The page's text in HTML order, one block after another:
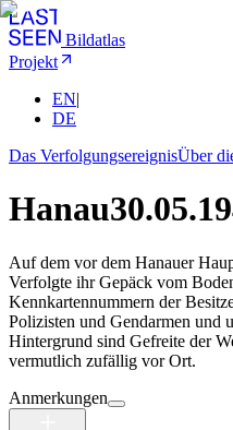
Bildatlas
Projekt
EN|
DE
Das VerfolgungsereignisÜber
Hanau
Auf dem vor dem Hanauer
Verfolgte ihr Gepäck vom
Kennkartennummern der
Polizisten und Gendarmen und
Hintergrund sind Gefreite der
vermutlich zufällig vor Ort.
Anmerkungen